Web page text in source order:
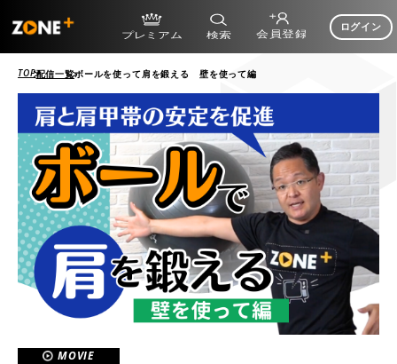
ログイン
TOP配信一覧ボールを使って肩を鍛える 壁を使って編
MOVIE